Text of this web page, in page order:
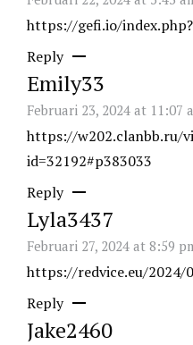
https://gefi.io/
Reply
Emily33
Februari 23, 2024 at 11:07
https://w202.clanbb.ru/
id=32192#p383033
Reply
Lyla3437
Februari 27, 2024 at 8:59
https://redvice.eu/
Reply
Jake2460